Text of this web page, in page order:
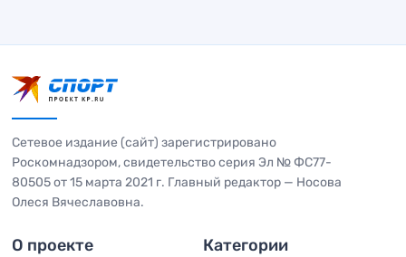
Сетевое издание (сайт) зарегистрировано
Роскомнадзором, свидетельство серия Эл № ФС77-
80505 от 15 марта 2021 г. Главный редактор — Носова
Олеся Вячеславовна.
О проекте Категории